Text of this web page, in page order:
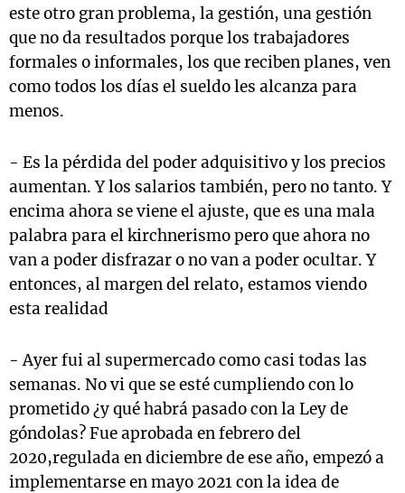
este otro gran problema, la gestión, una gestión
que no da resultados porque los trabajadores
formales o informales, los que reciben planes, ven
como todos los días el sueldo les alcanza para
menos.
- Es la pérdida del poder adquisitivo y los precios
aumentan. Y los salarios también, pero no tanto. Y
encima ahora se viene el ajuste, que es una mala
palabra para el kirchnerismo pero que ahora no
van a poder disfrazar o no van a poder ocultar. Y
entonces, al margen del relato, estamos viendo
esta realidad
- Ayer fui al supermercado como casi todas las
semanas. No vi que se esté cumpliendo con lo
prometido ¿y qué habrá pasado con la Ley de
góndolas? Fue aprobada en febrero del
2020,regulada en diciembre de ese año, empezó a
implementarse en mayo 2021 con la idea de